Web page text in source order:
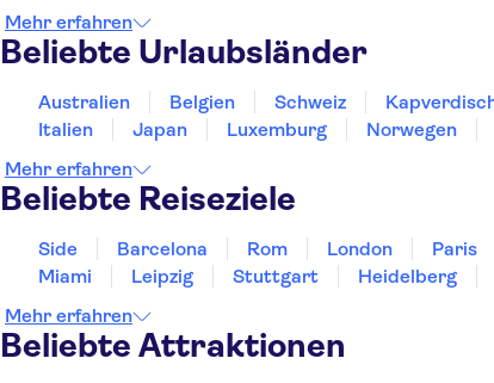
Mehr erfahren
Beliebte Urlaubsländer
Australien Belgien Schweiz
Italien
Japan Luxemburg Norwegen
Mehr erfahren
Beliebte Reiseziele
Side Barcelona Rom London Paris
Miami
Leipzig Stuttgart Heidelberg
Mehr erfahren
Beliebte Attraktionen